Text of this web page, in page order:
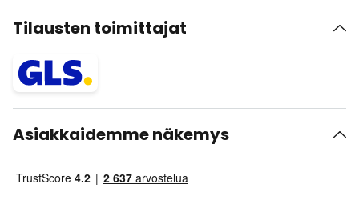
Tilausten toimittajat
Asiakkaidemme näkemys